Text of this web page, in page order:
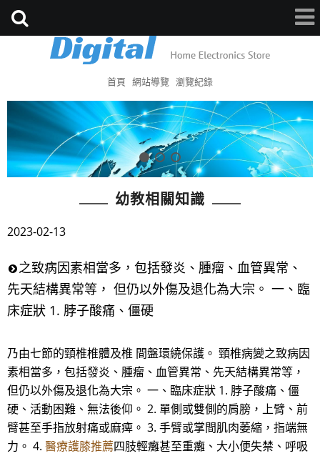
首頁 網站導覽 瀏覽紀錄
幼教相關知識
2023-02-13
之致病因素相當多，包括發炎、腫瘤、血管異常、
先天結構異常等， 但仍以外傷及退化為大宗。 一、臨
床症狀 1. 脖子酸痛、僵硬
乃由七節的頸椎椎體及椎 間盤環繞保護。 頸椎病變之致病因
素相當多，包括發炎、腫瘤、血管異常、先天結構異常等，
但仍以外傷及退化為大宗。 一、臨床症狀 1. 脖子酸痛、僵
硬、活動困難、無法後仰。 2. 單側或雙側的肩膀，上臂、前
臂甚至手指放射痛或麻痺。 3. 手臂或掌間肌肉萎縮，指端無
力。 4. 醫療護膝推薦四肢輕癱甚至重癱、大小便失禁、呼吸